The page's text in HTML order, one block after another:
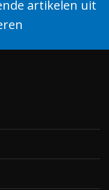
artikelen uit